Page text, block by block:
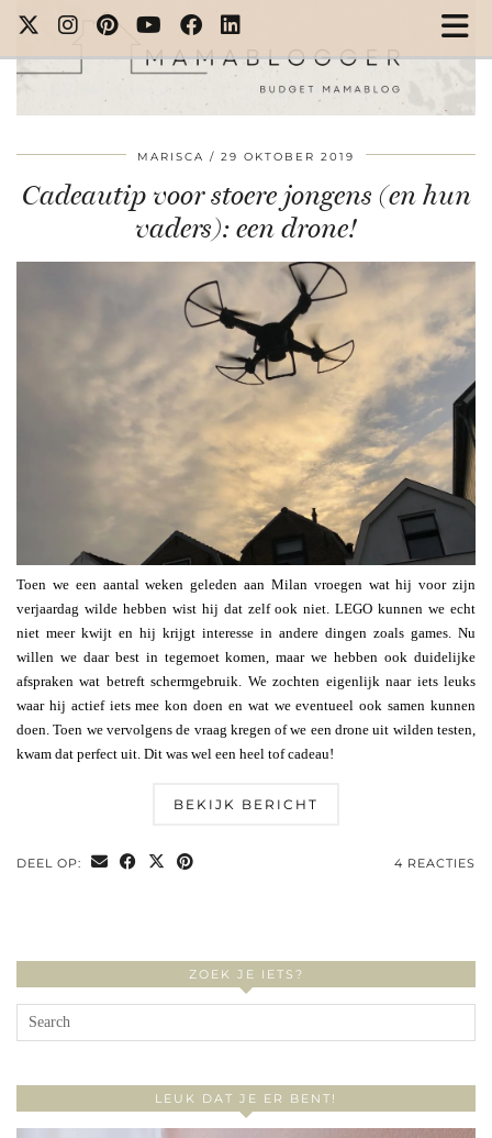
MARISCA 29 OKTOBER 2019
Cadeautip voor stoere jongens (en hun
vaders): een drone!
Toen we een aantal weken geleden aan Milan vroegen wat hij voor zijn
verjaardag wilde hebben wist hij dat zelf ook niet. LEGO kunnen we echt
niet meer kwijt en hij krijgt interesse in andere dingen zoals games. Nu
willen we daar best in tegemoet komen, maar we hebben ook duidelijke
afspraken wat betreft schermgebruik. We zochten eigenlijk naar iets leuks
waar hij actief iets mee kon doen en wat we eventueel ook samen kunnen
doen. Toen we vervolgens de vraag kregen of we een drone uit wilden testen,
kwam dat perfect uit. Dit was wel een heel tof cadeau!
BEKIJK BERICHT
DEEL OP: 4 REACTIES
ZOEK JE IETS?
LEUK DAT JE ER BENT!